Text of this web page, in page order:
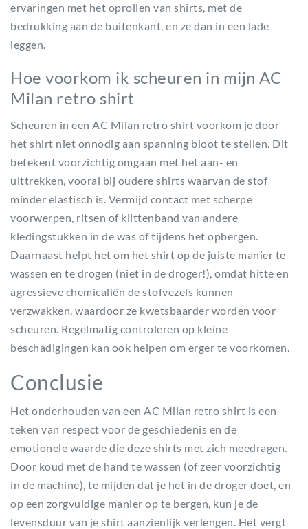
ervaringen met het oprollen van shirts, met de
bedrukking aan de buitenkant, en ze dan in een lade
leggen.
Hoe voorkom ik scheuren in mijn AC
Milan retro shirt
Scheuren in een AC Milan retro shirt voorkom je door
het shirt niet onnodig aan spanning bloot te stellen. Dit
betekent voorzichtig omgaan met het aan- en
uittrekken, vooral bij oudere shirts waarvan de stof
minder elastisch is. Vermijd contact met scherpe
voorwerpen, ritsen of klittenband van andere
kledingstukken in de was of tijdens het opbergen.
Daarnaast helpt het om het shirt op de juiste manier te
wassen en te drogen (niet in de droger!), omdat hitte en
agressieve chemicaliën de stofvezels kunnen
verzwakken, waardoor ze kwetsbaarder worden voor
scheuren. Regelmatig controleren op kleine
beschadigingen kan ook helpen om erger te voorkomen.
Conclusie
Het onderhouden van een AC Milan retro shirt is een
teken van respect voor de geschiedenis en de
emotionele waarde die deze shirts met zich meedragen.
Door koud met de hand te wassen (of zeer voorzichtig
in de machine), te mijden dat je het in de droger doet, en
op een zorgvuldige manier op te bergen, kun je de
levensduur van je shirt aanzienlijk verlengen. Het vergt